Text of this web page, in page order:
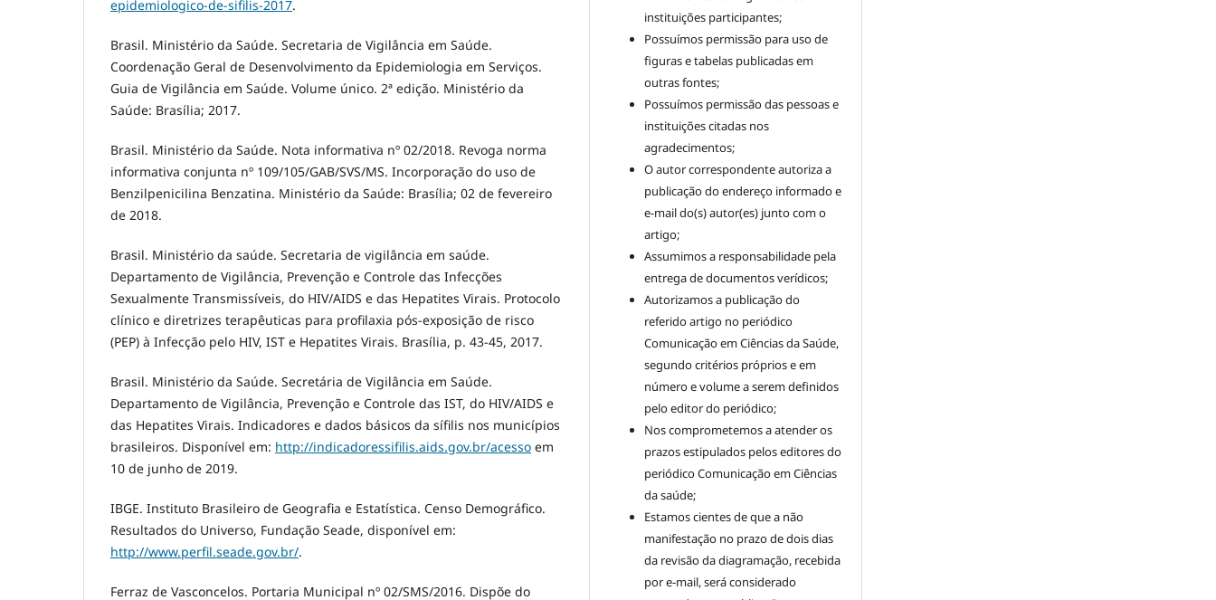
epidemiologico-de-sifilis-2017.
Brasil. Ministério da Saúde. Secretaria de Vigilância em Saúde.
Coordenação Geral de Desenvolvimento da Epidemiologia em Serviços.
Guia de Vigilância em Saúde. Volume único. 2ª edição. Ministério da
Saúde: Brasília; 2017.
Brasil. Ministério da Saúde. Nota informativa nº 02/2018. Revoga norma
informativa conjunta nº 109/105/GAB/SVS/MS. Incorporação do uso de
Benzilpenicilina Benzatina. Ministério da Saúde: Brasília; 02 de fevereiro
de 2018.
Brasil. Ministério da saúde. Secretaria de vigilância em saúde.
Departamento de Vigilância, Prevenção e Controle das Infecções
Sexualmente Transmissíveis, do HIV/AIDS e das Hepatites Virais. Protocolo
clínico e diretrizes terapêuticas para profilaxia pós-exposição de risco
(PEP) à Infecção pelo HIV, IST e Hepatites Virais. Brasília, p. 43-45, 2017.
Brasil. Ministério da Saúde. Secretária de Vigilância em Saúde.
Departamento de Vigilância, Prevenção e Controle das IST, do HIV/AIDS e
das Hepatites Virais. Indicadores e dados básicos da sífilis nos municípios
brasileiros. Disponível em: http://indicadoressifilis.aids.gov.br/acesso em
10 de junho de 2019.
IBGE. Instituto Brasileiro de Geografia e Estatística. Censo Demográfico.
Resultados do Universo, Fundação Seade, disponível em:
http://www.perfil.seade.gov.br/.
Ferraz de Vasconcelos. Portaria Municipal nº 02/SMS/2016. Dispõe do
instituições participantes;
Possuímos permissão para uso de
figuras e tabelas publicadas em
outras fontes;
Possuímos permissão das pessoas e
instituições citadas nos
agradecimentos;
O autor correspondente autoriza a
publicação do endereço informado e
e-mail do(s) autor(es) junto com o
artigo;
Assumimos a responsabilidade pela
entrega de documentos verídicos;
Autorizamos a publicação do
referido artigo no periódico
Comunicação em Ciências da Saúde,
segundo critérios próprios e em
número e volume a serem definidos
pelo editor do periódico;
Nos comprometemos a atender os
prazos estipulados pelos editores do
periódico Comunicação em Ciências
da saúde;
Estamos cientes de que a não
manifestação no prazo de dois dias
da revisão da diagramação, recebida
por e-mail, será considerado